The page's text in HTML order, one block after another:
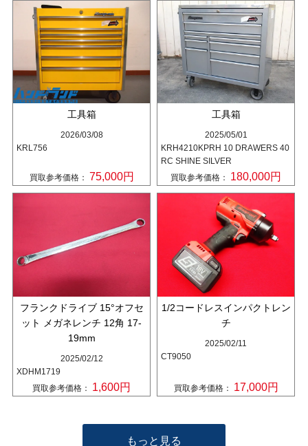
工具箱
2026/03/08
KRL756
買取参考価格： 75,000円
工具箱
2025/05/01
KRH4210KPRH 10 DRAWERS 40
RC SHINE SILVER
買取参考価格： 180,000円
フランクドライブ 15°オフセ
ット メガネレンチ 12角 17-
19mm
2025/02/12
XDHM1719
買取参考価格： 1,600円
1/2コードレスインパクトレン
チ
2025/02/11
CT9050
買取参考価格： 17,000円
もっと見る